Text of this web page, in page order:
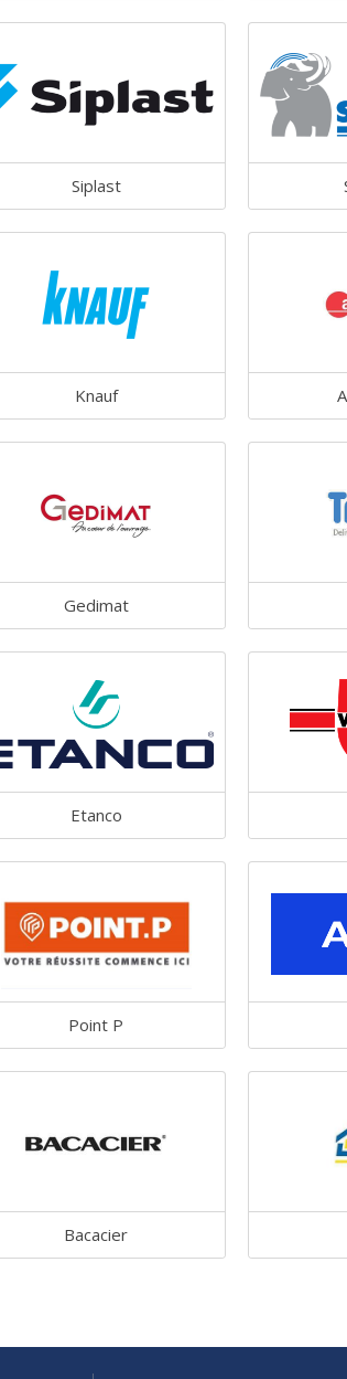
Siplast
Knauf
Gedimat
Etanco
Point P
Bacacier